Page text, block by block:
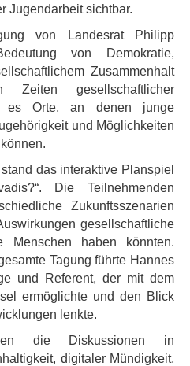
Jugendarbeit sichtbar.
von Landesrat Philipp
von Demokratie,
Zusammenhalt
Zeiten gesellschaftlicher
es Orte, an denen junge
und Möglichkeiten
das interaktive Planspiel
Die Teilnehmenden
Zukunftsszenarien
gesellschaftliche
Menschen haben könnten.
Tagung führte Hannes
und Referent, der mit dem
ermöglichte und den Blick
lenkte.
die Diskussionen in
digitaler Mündigkeit,